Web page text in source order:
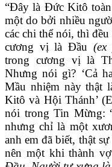
“Đây là Đức Kitô
một do bởi nhiều
các chi thể nói, thì
cương vị là Đầu (ex
trong cương vị là
Nhưng nói gì? ‘Cả
Mầu nhiệm này thật
Kitô và Hội Thánh’
nói trong Tin Mừng:
nhưng chỉ là một
anh em đã biết, thật
nên một khi thành